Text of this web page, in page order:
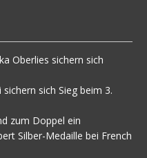
Oberlies sichern sich
sich Sieg beim 3.
zum Doppel ein
Silber-Medaille bei French